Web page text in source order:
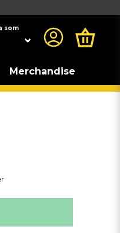
som
Merchandise